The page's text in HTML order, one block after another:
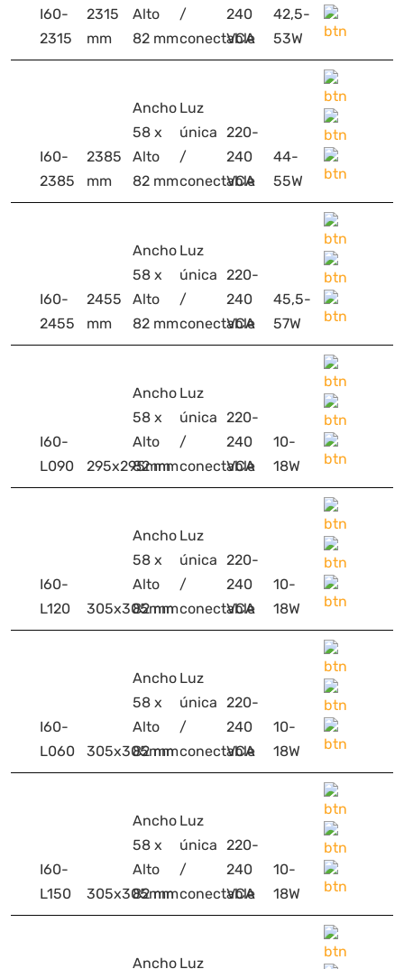
I60-
2315
2315
mm
Alto
82 mm
/
conectable
240
VCA
42,5-
53W
I60-
2385
2385
mm
Ancho
58 x
Alto
82 mm
Luz
única
/
conectable
220-
240
VCA
44-
55W
I60-
2455
2455
mm
Ancho
58 x
Alto
82 mm
Luz
única
/
conectable
220-
240
VCA
45,5-
57W
I60-
L090
295x295mm
Ancho
58 x
Alto
82 mm
Luz
única
/
conectable
220-
240
VCA
10-
18W
I60-
L120
305x305mm
Ancho
58 x
Alto
82 mm
Luz
única
/
conectable
220-
240
VCA
10-
18W
I60-
L060
305x305mm
Ancho
58 x
Alto
82 mm
Luz
única
/
conectable
220-
240
VCA
10-
18W
I60-
L150
305x305mm
Ancho
58 x
Alto
82 mm
Luz
única
/
conectable
220-
240
VCA
10-
18W
Ancho Luz